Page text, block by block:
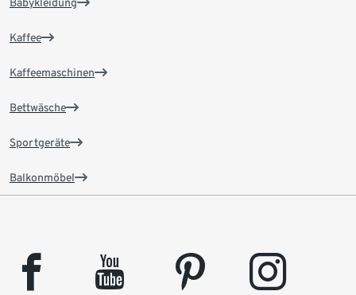
Babykleidung
Kaffee
Kaffeemaschinen
Bettwäsche
Sportgeräte
Balkonmöbel
facebook youtube pinterest instagram